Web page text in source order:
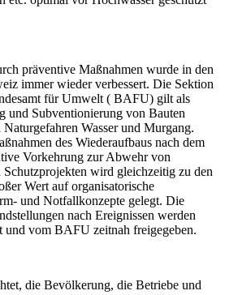
präventive Maßnahmen wurde in den
immer wieder verbessert. Die Sektion
für Umwelt ( BAFU) gilt als
und Subventionierung von Bauten
Wasser und Murgang.
des Wiederaufbaus nach dem
Vorkehrung zur Abwehr von
Schutzprojekten wird gleichzeitig zu den
Wert auf organisatorische
und Notfallkonzepte gelegt. Die
nach Ereignissen werden
und vom BAFU zeitnah freigegeben.
die Bevölkerung, die Betriebe und